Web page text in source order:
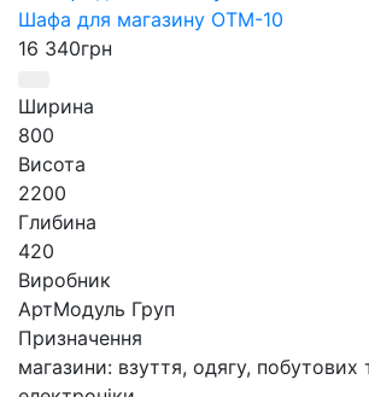
Шафа для магазину ОТМ-10
16 340грн
Ширина
800
Висота
2200
Глибина
420
Виробник
АртМодуль Груп
Призначення
магазини: взуття, одягу, побутових